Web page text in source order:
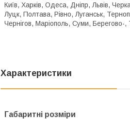
Київ, Харків, Одеса, Дніпр, Львів,
Луцк, Полтава, Рівно, Луганськ,
Чернігов, Маріополь, Суми, Берегово-,
Характеристики
Габаритні розміри